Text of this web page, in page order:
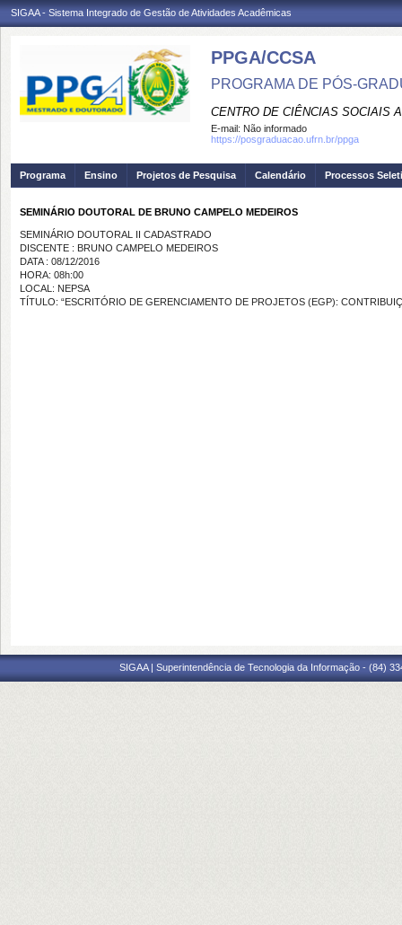
SIGAA - Sistema Integrado de Gestão de Atividades Acadêmicas
PPGA/CCSA
PROGRAMA DE PÓS-
CENTRO DE CIÊNCIAS SOCIAIS
E-mail: Não informado
https://posgraduacao.ufrn.br/ppga
Programa Ensino Projetos de Pesquisa Calendário Processos
SEMINÁRIO DOUTORAL DE BRUNO CAMPELO MEDEIROS
SEMINÁRIO DOUTORAL II CADASTRADO
DISCENTE : BRUNO CAMPELO MEDEIROS
DATA : 08/12/2016
HORA: 08h:00
LOCAL: NEPSA
TÍTULO: “ESCRITÓRIO DE GERENCIAMENTO DE PROJETOS (EGP):
SIGAA | Superintendência de Tecnologia da Informação - (84)